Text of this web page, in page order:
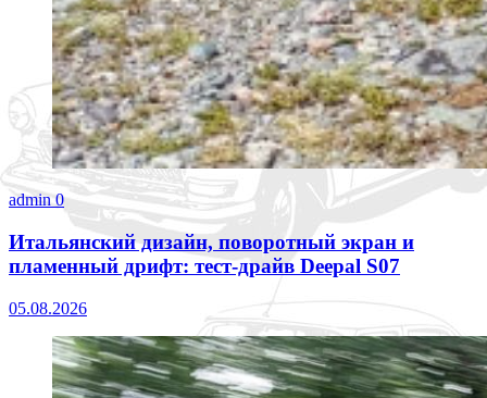
admin0
Итальянский дизайн, поворотный экран и
пламенный дрифт: тест-драйв Deepal S07
05.08.2026